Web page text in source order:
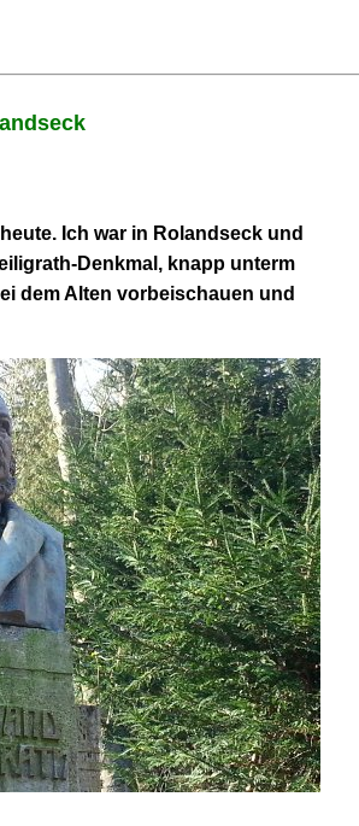
Ich war in Rolandseck und
Denkmal, knapp unterm
dem Alten vorbeischauen und